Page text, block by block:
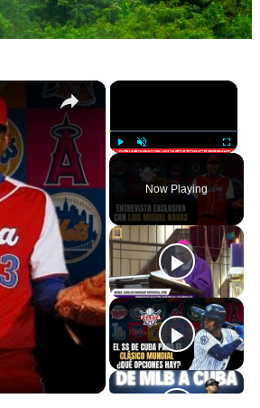
×
Fullscreen
Now Playing
×